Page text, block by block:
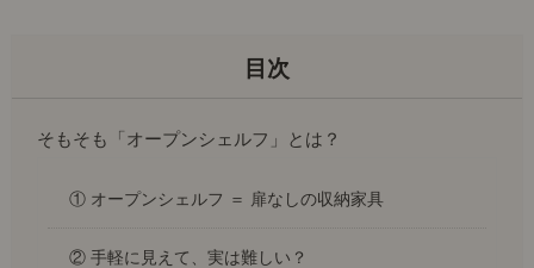
そもそも「オープンシェルフ」とは？
① オープンシェルフ ＝ 扉なしの収納家具
② 手軽に見えて、実は難しい？